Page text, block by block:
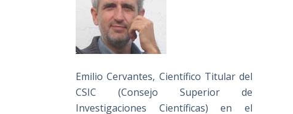
Emilio Cervantes, Científico Titular del
CSIC (Consejo Superior de
Investigaciones Científicas) en el